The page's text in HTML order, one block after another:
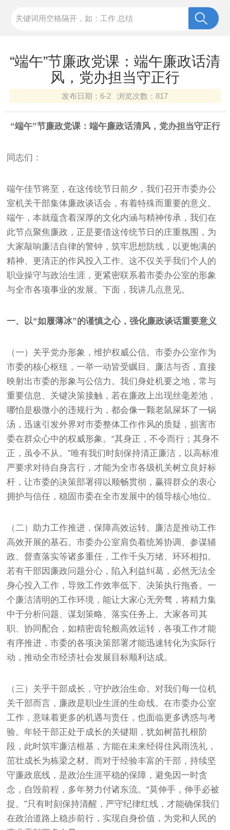
“端午”节廉政党课：端午廉政话清
风，党办担当守正行
发布日期： 6-2 浏览次数：817
“端午”节廉政党课：端午廉政话清风，党办担当守正行
同志们：
端午佳节将至，在这传统节日前夕，我们召开市委办公
室机关干部集体廉政谈话会，有着特殊而重要的意义。
端午，本就蕴含着深厚的文化内涵与精神传承，我们在
此节点聚焦廉政，正是要借这传统节日的庄重氛围，为
大家敲响廉洁自律的警钟，筑牢思想防线，以更饱满的
精神、更清正的作风投入工作。这不仅关乎我们个人的
职业操守与政治生涯，更紧密联系着市委办公室的形象
与全市各项事业的发展。下面，我讲几点意见。
一、以“如履薄冰”的谨慎之心，强化廉政谈话重要意义
（一）关乎党办形象，维护权威公信。市委办公室作为
市委的核心枢纽，一举一动皆受瞩目。廉洁与否，直接
映射出市委的形象与公信力。我们身处机要之地，常与
重要信息、关键决策接触，若在廉政上出现丝毫差池，
哪怕是极微小的违规行为，都会像一颗老鼠屎坏了一锅
汤，迅速引发外界对市委整体工作作风的质疑，损害市
委在群众心中的权威形象。“其身正，不令而行；其身不
正，虽令不从。”唯有我们时刻保持清正廉洁，以高标准
严要求对待自身言行，才能为全市各级机关树立良好标
杆，让市委的决策部署得以顺畅贯彻，赢得群众的衷心
拥护与信任，稳固市委在全市发展中的领导核心地位。
（二）助力工作推进，保障高效运转。廉洁是推动工作
高效开展的基石。市委办公室肩负着统筹协调、参谋辅
政、督查落实等诸多重任，工作千头万绪、环环相扣。
若有干部因廉政问题分心，陷入利益纠葛，必然无法全
身心投入工作，导致工作效率低下、决策执行拖沓。一
个廉洁清明的工作环境，能让大家心无旁骛，将精力集
中于分析问题、谋划策略、落实任务上。大家各司其
职、协同配合，如精密齿轮般高效运转，各项工作才能
有序推进，市委的各项决策部署才能迅速转化为实际行
动，推动全市经济社会发展目标顺利达成。
（三）关乎干部成长，守护政治生命。对我们每一位机
关干部而言，廉政是职业生涯的生命线。在市委办公室
工作，意味着更多的机遇与责任，也面临更多诱惑与考
验。年轻干部正处于成长的关键期，犹如树苗扎根阶
段，此时筑牢廉洁根基，方能在未来经得住风雨洗礼，
茁壮成长为栋梁之材。而对于经验丰富的干部，持续坚
守廉政底线，是政治生涯平稳的保障，避免因一时贪
念，自毁前程，多年努力付诸东流。“莫伸手，伸手必被
捉。”只有时刻保持清醒，严守纪律红线，才能确保我们
在政治道路上稳步前行，实现自身价值，为党和人民的